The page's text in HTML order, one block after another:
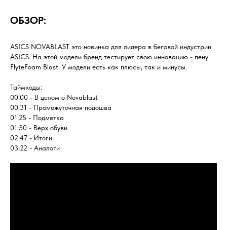
ОБЗОР:
ASICS NOVABLAST это новинка для лидера в беговой индустрии
ASICS. На этой модели бренд тестирует свою инновацию - пену
FlyteFoam Blast. У модели есть как плюсы, так и минусы.
Таймкоды:
00:00 - В целом о Novablast
00:31 - Промежуточная подошва
01:25 - Подметка
01:50 - Верх обуви
02:47 - Итоги
03:22 - Аналоги